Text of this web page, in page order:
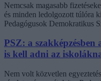
Nemcsak magasabb
és minden ledolgozott túlóra
Pedagógusok Demokratikus
PSZ: a szakképzésben
is kell adni az
Nem volt közvetlen